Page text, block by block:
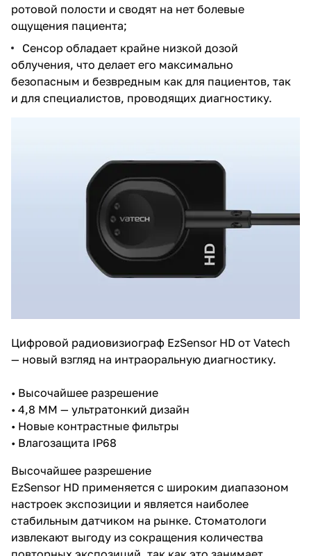
ротовой полости и сводят на нет болевые
ощущения пациента;
Сенсор обладает крайне низкой дозой
облучения, что делает его максимально
безопасным и безвредным как для пациентов, так
и для специалистов, проводящих диагностику.
Цифровой радиовизиограф EzSensor HD от Vatech
— новый взгляд на интраоральную диагностику.
• Высочайшее разрешение
• 4,8 ММ — ультратонкий дизайн
• Новые контрастные фильтры
• Влагозащита IP68
Высочайшее разрешение
EzSensor HD применяется с широким диапазоном
настроек экспозиции и является наиболее
стабильным датчиком на рынке. Стоматологи
извлекают выгоду из сокращения количества